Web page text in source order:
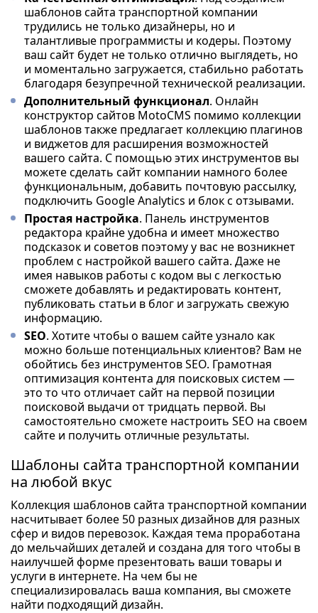
шаблонов сайта транспортной компании
трудились не только дизайнеры, но и
талантливые программисты и кодеры. Поэтому
ваш сайт будет не только отлично выглядеть, но
и моментально загружается, стабильно работать
благодаря безупречной технической реализации.
Дополнительный функционал. Онлайн
конструктор сайтов MotoCMS помимо коллекции
шаблонов также предлагает коллекцию плагинов
и виджетов для расширения возможностей
вашего сайта. С помощью этих инструментов вы
можете сделать сайт компании намного более
функциональным, добавить почтовую рассылку,
подключить Google Analytics и блок с отзывами.
Простая настройка. Панель инструментов
редактора крайне удобна и имеет множество
подсказок и советов поэтому у вас не возникнет
проблем с настройкой вашего сайта. Даже не
имея навыков работы с кодом вы с легкостью
сможете добавлять и редактировать контент,
публиковать статьи в блог и загружать свежую
информацию.
SEO. Хотите чтобы о вашем сайте узнало как
можно больше потенциальных клиентов? Вам не
обойтись без инструментов SEO. Грамотная
оптимизация контента для поисковых систем —
это то что отличает сайт на первой позиции
поисковой выдачи от тридцать первой. Вы
самостоятельно сможете настроить SEO на своем
сайте и получить отличные результаты.
Шаблоны сайта транспортной компании
на любой вкус
Коллекция шаблонов сайта транспортной компании
насчитывает более 50 разных дизайнов для разных
сфер и видов перевозок. Каждая тема проработана
до мельчайших деталей и создана для того чтобы в
наилучшей форме презентовать ваши товары и
услуги в интернете. На чем бы не
специализировалась ваша компания, вы сможете
найти подходящий дизайн.